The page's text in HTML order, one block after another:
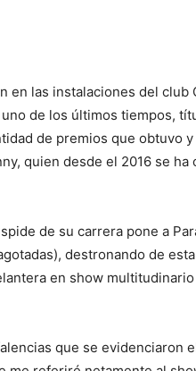
en las instalaciones del club
de los últimos tiempos,
de premios que obtuvo
quien desde el 2016 se
de su carrera pone a
destronando de
en show
que se evidenciaron